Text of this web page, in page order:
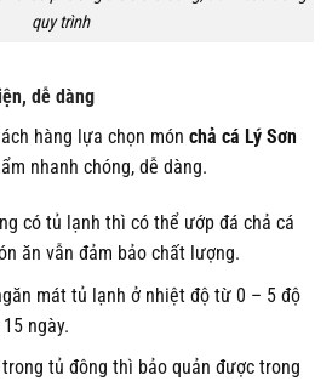
quy trình
dễ dàng
hàng lựa chọn món chả cá Lý Sơn
nhanh chóng, dễ dàng.
có tủ lạnh thì có thể ướp đá chả cá
ăn vẫn đảm bảo chất lượng.
mát tủ lạnh ở nhiệt độ từ 0 – 5 độ
ngày.
tủ đông thì bảo quản được trong